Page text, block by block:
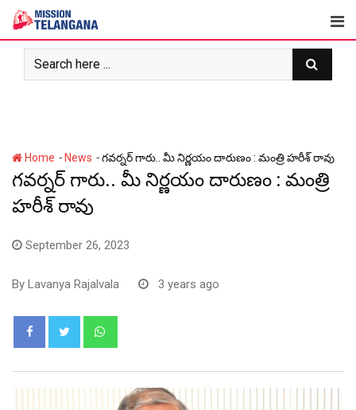
Skip
content
Home - News -గవర్నర్‌ గారు.. మీ నిర్ణయం దారుణం : మంత్రి హరీశ్ రావు
గవర్నర్‌ గారు.. మీ నిర్ణయం దారుణం : మంత్రి
హరీశ్ రావు
September 26, 2023
By Lavanya Rajalvala 3 years ago